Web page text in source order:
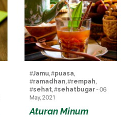
#Jamu, #puasa,
#ramadhan, #rempah,
#sehat, #sehatbugar- 06
May, 2021
Aturan Minum